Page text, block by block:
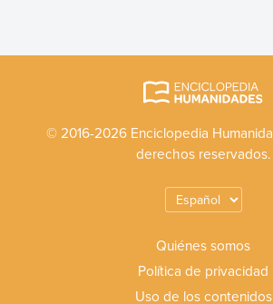
© 2016-2026 Enciclopedia
derechos reservados.
Quiénes somos
Política de privacidad
Uso de los contenidos